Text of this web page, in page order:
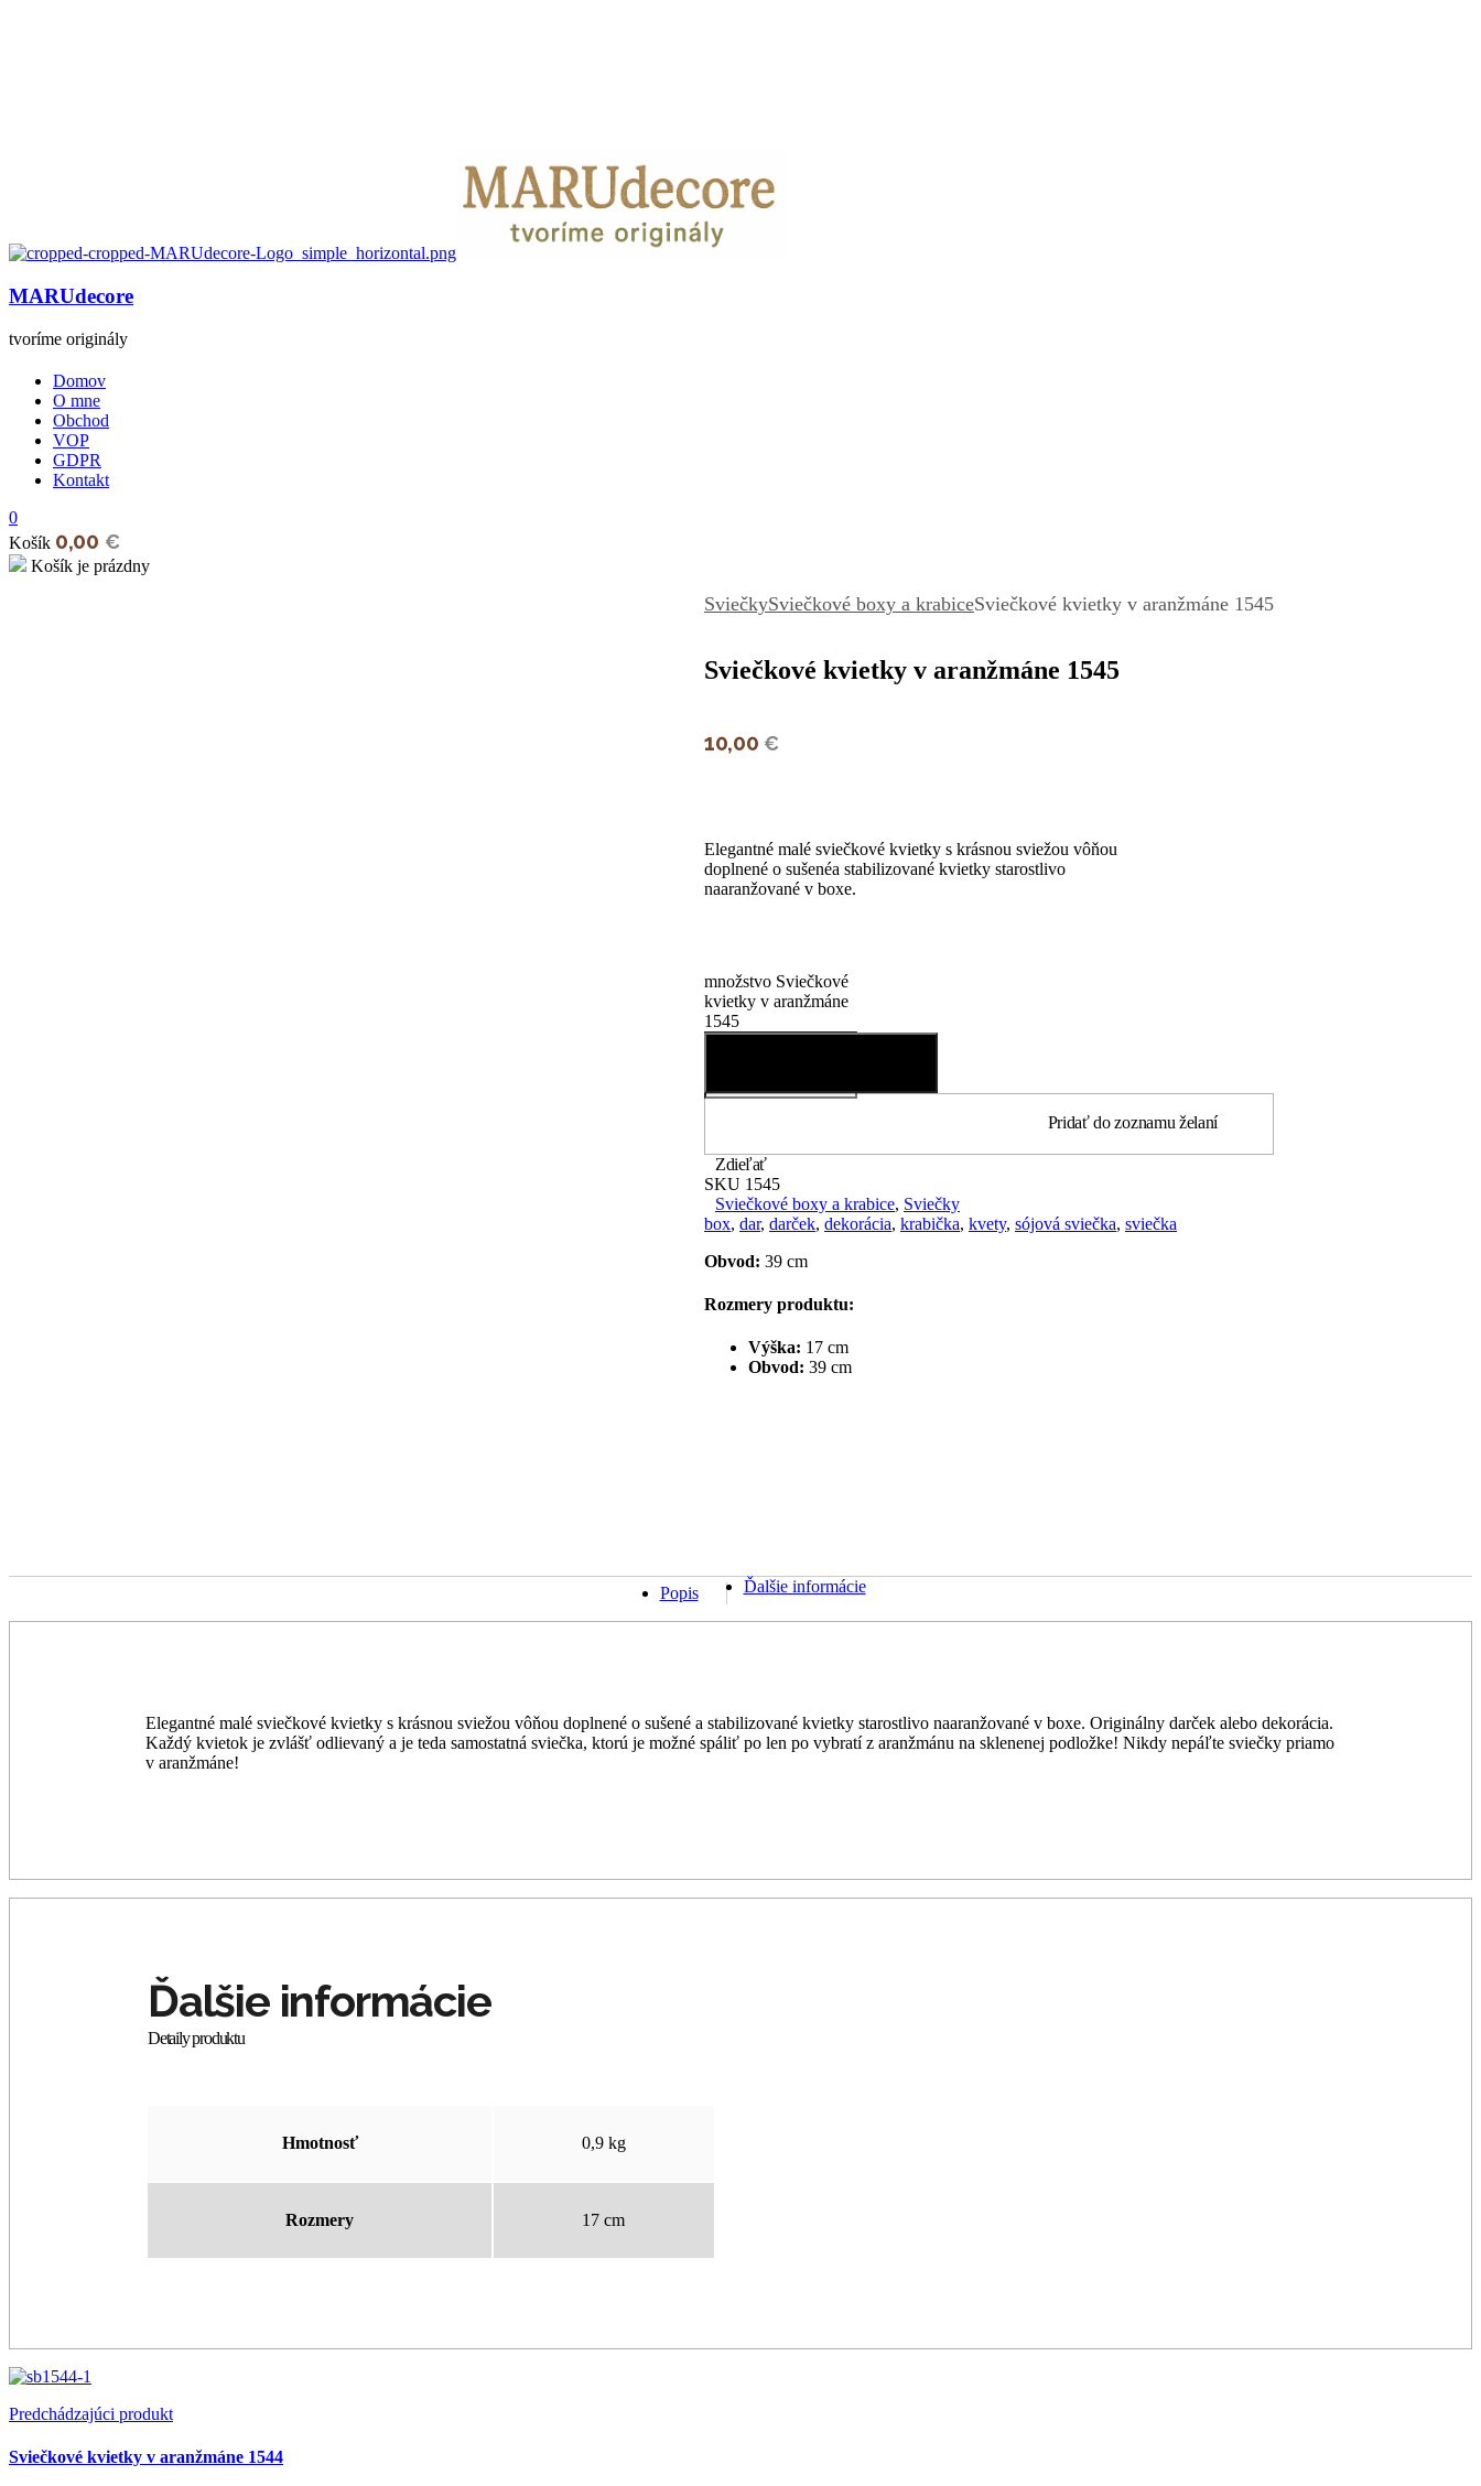
MARUdecore
tvoríme originály
Domov
O mne
Obchod
VOP
GDPR
Kontakt
0
Košík 0,00 €
Košík je prázdny
SviečkySviečkové boxy a krabiceSviečkové kvietky v aranžmáne 1545
Sviečkové kvietky v aranžmáne 1545
10,00 €
Elegantné malé sviečkové kvietky s krásnou sviežou vôňou
doplnené o sušenéa stabilizované kvietky starostlivo
naaranžované v boxe.
množstvo Sviečkové
kvietky v aranžmáne
1545
Pridať do zoznamu želaní
Zdieľať
SKU 1545
Sviečkové boxy a krabice, Sviečky
box, dar, darček, dekorácia, krabička, kvety, sójová sviečka, sviečka
Obvod: 39 cm
Rozmery produktu:
Výška: 17 cm
Obvod: 39 cm
Popis Ďalšie informácie
Elegantné malé sviečkové kvietky s krásnou sviežou vôňou doplnené o sušené a stabilizované kvietky starostlivo naaranžované v boxe. Originálny darček alebo dekorácia.
Každý kvietok je zvlášť odlievaný a je teda samostatná sviečka, ktorú je možné spáliť po len po vybratí z aranžmánu na sklenenej podložke! Nikdy nepáľte sviečky priamo
v aranžmáne!
Hmotnosť 0,9 kg
Rozmery 17 cm
Predchádzajúci produkt
Sviečkové kvietky v aranžmáne 1544